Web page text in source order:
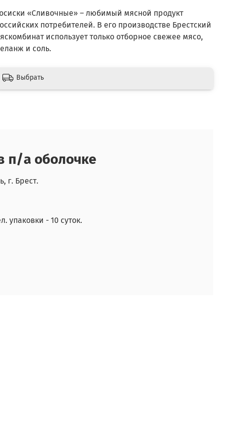
«Сливочные» – любимый мясной продукт
потребителей. В его производстве Брестский
использует только отборное свежее мясо,
и соль.
Выбрать
п/а оболочке
г. Брест.
упаковки - 10 суток.